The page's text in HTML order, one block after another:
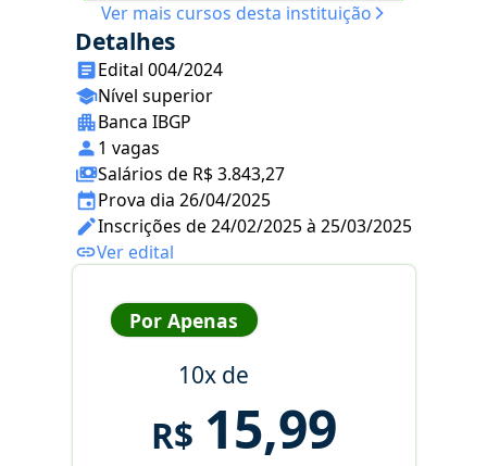
Ver mais cursos desta instituição
Detalhes
Edital 004/2024
Nível superior
Banca IBGP
1 vagas
Salários de R$ 3.843,27
Prova dia 26/04/2025
Inscrições de 24/02/2025 à 25/03/2025
Ver edital
Por Apenas
10x de
R$ 15,99